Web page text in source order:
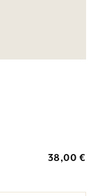
38,00 €